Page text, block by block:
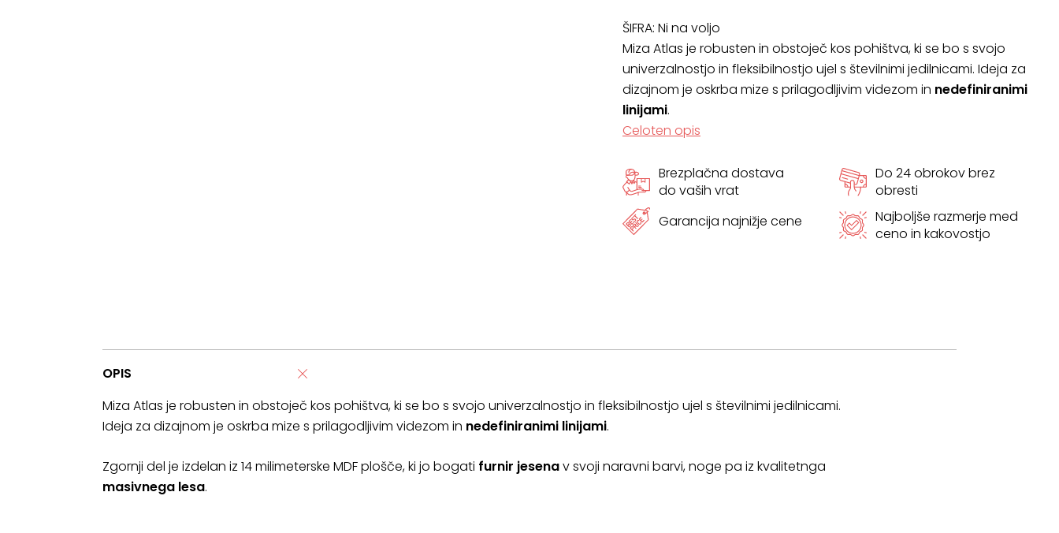
ŠIFRA: Ni na voljo
Miza Atlas je robusten in obstoječ kos pohištva, ki se bo s svojo
univerzalnostjo in fleksibilnostjo ujel s številnimi jedilnicami. Ideja za
dizajnom je oskrba mize s prilagodljivim videzom in nedefiniranimi
linijami.
Celoten opis
Brezplačna dostava
do vaših vrat
Do 24 obrokov brez
obresti
Garancija najnižje cene
Najboljše razmerje med
ceno in kakovostjo
OPIS
Miza Atlas je robusten in obstoječ kos pohištva, ki se bo s svojo univerzalnostjo in fleksibilnostjo ujel s številnimi jedilnicami.
Ideja za dizajnom je oskrba mize s prilagodljivim videzom in nedefiniranimi linijami.
Zgornji del je izdelan iz 14 milimeterske MDF plošče, ki jo bogati furnir jesenav svoji naravni barvi, noge pa iz kvalitetnga
masivnega lesa.